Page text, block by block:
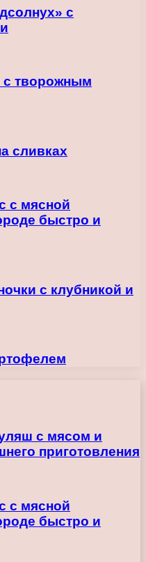
с
с творожным
сливках
с мясной
быстро и
с клубникой и
с мясом и
приготовления
с мясной
быстро и